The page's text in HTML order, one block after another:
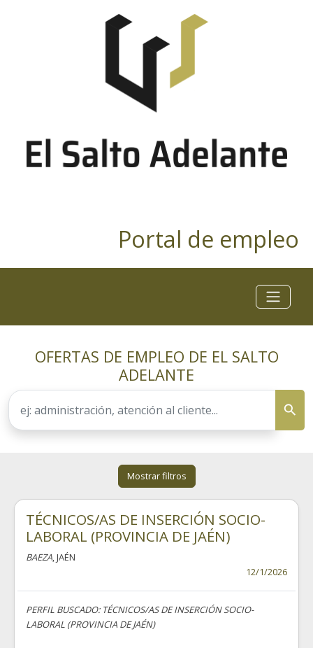
Portal de empleo
OFERTAS DE EMPLEO DE EL SALTO
ADELANTE
Mostrar filtros
TÉCNICOS/AS DE INSERCIÓN SOCIO-
LABORAL (PROVINCIA DE JAÉN)
BAEZA, JAÉN
12/1/2026
PERFIL BUSCADO: TÉCNICOS/AS DE INSERCIÓN SOCIO-
LABORAL (PROVINCIA DE JAÉN)